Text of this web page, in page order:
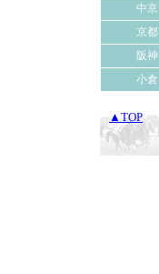
中京
京都
阪神
小倉
▲TOP